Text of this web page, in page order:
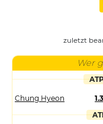
zuletzt
Wer
Chung Hyeon